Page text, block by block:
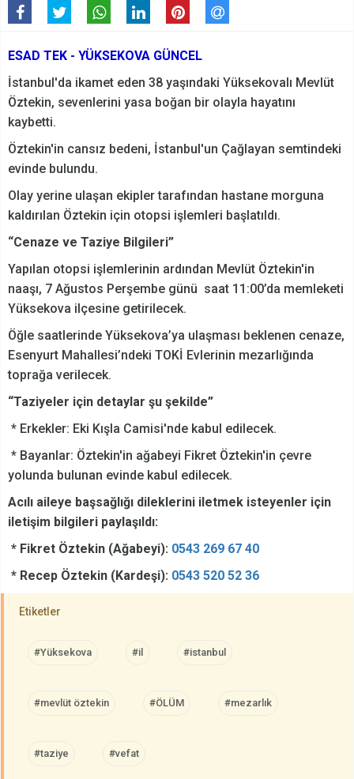
ESAD TEK - YÜKSEKOVA GÜNCEL
İstanbul'da ikamet eden 38 yaşındaki Yüksekovalı Mevlüt
Öztekin, sevenlerini yasa boğan bir olayla hayatını
kaybetti.
Öztekin'in cansız bedeni, İstanbul'un Çağlayan semtindeki
evinde bulundu.
Olay yerine ulaşan ekipler tarafından hastane morguna
kaldırılan Öztekin için otopsi işlemleri başlatıldı.
“Cenaze ve Taziye Bilgileri”
Yapılan otopsi işlemlerinin ardından Mevlüt Öztekin'in
naaşı, 7 Ağustos Perşembe günü saat 11:00’da memleketi
Yüksekova ilçesine getirilecek.
Öğle saatlerinde Yüksekova’ya ulaşması beklenen cenaze,
Esenyurt Mahallesi’ndeki TOKİ Evlerinin mezarlığında
toprağa verilecek.
“Taziyeler için detaylar şu şekilde”
* Erkekler: Eki Kışla Camisi'nde kabul edilecek.
* Bayanlar: Öztekin'in ağabeyi Fikret Öztekin'in çevre
yolunda bulunan evinde kabul edilecek.
Acılı aileye başsağlığı dileklerini iletmek isteyenler için
iletişim bilgileri paylaşıldı:
* Fikret Öztekin (Ağabeyi): 0543 269 67 40
* Recep Öztekin (Kardeşi): 0543 520 52 36
Etiketler
#Yüksekova #il #istanbul
#mevlüt öztekin #ÖLÜM #mezarlık
#taziye #vefat